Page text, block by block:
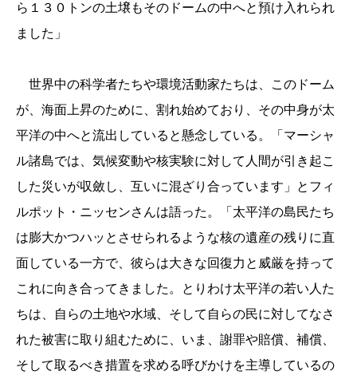
ら１３０トンの土壌もそのドームの中へと預け入れられ
ました」
世界中の科学者たちや環境活動家たちは、このドーム
が、海面上昇のために、割れ始めており、その中身が太
平洋の中へと流出していると懸念している。「マーシャ
ル諸島では、気候変動や核実験に対して人間が引き起こ
した災いが収斂し、互いに混ざり合っています」とフィ
ルポット・ニッセンさんは語った。「太平洋の島民たち
は膨大かつハッとさせられるような核の遺産の残りに直
面している一方で、彼らは大きな回復力と威厳を持って
これに向き合ってきました。とりわけ太平洋の若い人た
ちは、自らの土地や水域、そして自らの民に対してなさ
れた被害に取り組むために、いま、謝罪や賠償、補償、
そして取るべき措置を求める呼びかけを主導しているの